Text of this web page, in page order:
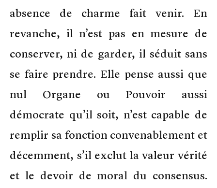
absence de charme fait venir. En
revanche, il n’est pas en mesure de
conserver, ni de garder, il séduit sans
se faire prendre. Elle pense aussi que
nul Organe ou Pouvoir aussi
démocrate qu’il soit, n’est capable de
remplir sa fonction convenablement et
décemment, s’il exclut la valeur vérité
et le devoir de moral du consensus.